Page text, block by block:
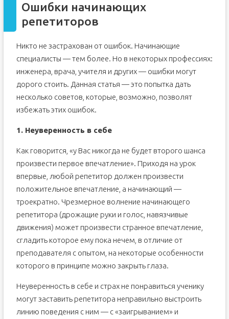
Ошибки начинающих
репетиторов
Никто не застрахован от ошибок. Начинающие
специалисты — тем более. Но в некоторых профессиях:
инженера, врача, учителя и других — ошибки могут
дорого стоить. Данная статья — это попытка дать
несколько советов, которые, возможно, позволят
избежать этих ошибок.
1. Неуверенность в себе
Как говорится, «у Вас никогда не будет второго шанса
произвести первое впечатление». Приходя на урок
впервые, любой репетитор должен произвести
положительное впечатление, а начинающий —
троекратно. Чрезмерное волнение начинающего
репетитора (дрожащие руки и голос, навязчивые
движения) может произвести странное впечатление,
сгладить которое ему пока нечем, в отличие от
преподавателя с опытом, на некоторые особенности
которого в принципе можно закрыть глаза.
Неуверенность в себе и страх не понравиться ученику
могут заставить репетитора неправильно выстроить
линию поведения с ним — с «заигрыванием» и